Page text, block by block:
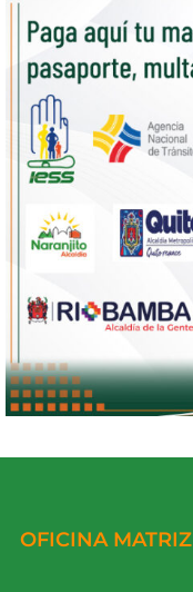
OFICINA MATRIZ